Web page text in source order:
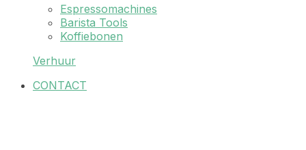
Espressomachines
Barista Tools
Koffiebonen
Verhuur
CONTACT